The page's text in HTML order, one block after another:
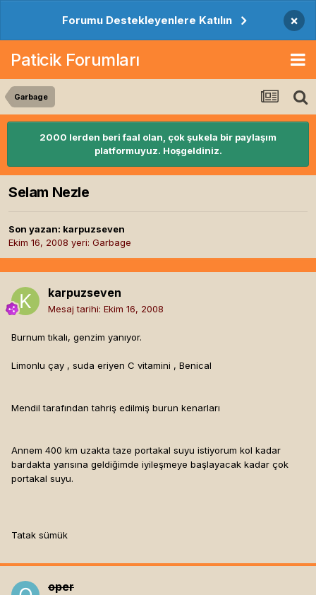
Forumu Destekleyenlere Katılın ×
Paticik Forumları
Garbage
2000 lerden beri faal olan, çok şukela bir paylaşım
platformuyuz. Hoşgeldiniz.
Selam Nezle
Son yazan: karpuzseven
Ekim 16, 2008 yeri: Garbage
karpuzseven
Mesaj tarihi: Ekim 16, 2008
Burnum tıkalı, genzim yanıyor.
Limonlu çay , suda eriyen C vitamini , Benical
Mendil tarafından tahriş edilmiş burun kenarları
Annem 400 km uzakta taze portakal suyu istiyorum kol kadar
bardakta yarısına geldiğimde iyileşmeye başlayacak kadar çok
portakal suyu.
Tatak sümük
oper